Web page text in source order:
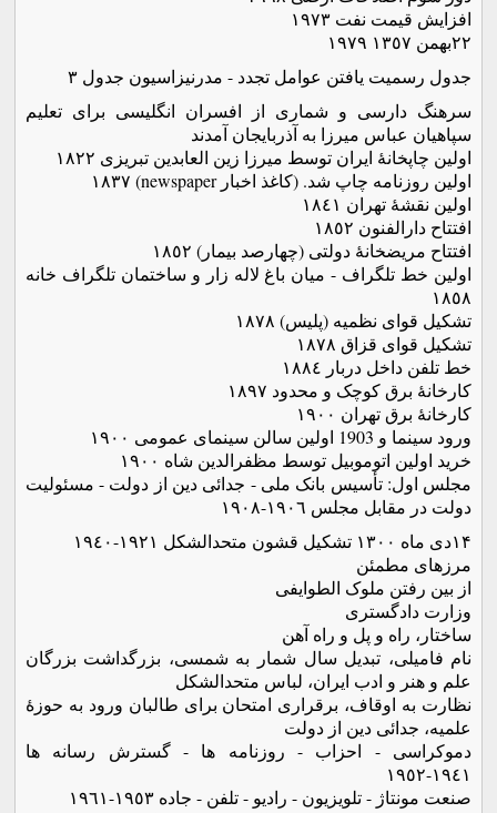
افزایش قیمت نفت ١٩٧٣
٢٢بهمن ١٣٥٧ ١٩٧٩
جدول رسمیت یافتن عوامل تجدد - مدرنیزاسیون جدول ٣
سرهنگ دارسی و شماری از افسران انگلیسی برای تعلیم
سپاهیان عباس میرزا به آذربایجان آمدند
اولین چاپخانۀ ایران توسط میرزا زین العابدین تبریزی ١٨٢٢
اولین روزنامه چاپ شد. (کاغذ اخبار newspaper) ١٨٣٧
اولین نقشۀ تهران ١٨٤١
افتتاح دارالفنون ١٨٥٢
افتتاح مریضخانۀ دولتی (چهارصد بیمار) ١٨٥٢
اولین خط تلگراف - میان باغ لاله زار و ساختمان تلگراف خانه
١٨٥٨
تشکیل قوای نظمیه (پلیس) ١٨٧٨
تشکیل قوای قزاق ١٨٧٨
خط تلفن داخل دربار ١٨٨٤
کارخانۀ برق کوچک و محدود ١٨٩٧
کارخانۀ برق تهران ١٩٠٠
ورود سینما و 1903 اولین سالن سینمای عمومی ١٩٠٠
خرید اولین اتوموبیل توسط مظفرالدین شاه ١٩٠٠
مجلس اول: تأسیس بانک ملی - جدائی دین از دولت - مسئولیت
دولت در مقابل مجلس ١٩٠٦-١٩٠٨
۱۴دی ماه ۱۳۰۰ تشکیل قشون متحدالشکل ١٩٢١-١٩٤٠
مرزهای مطمئن
از بین رفتن ملوک الطوایفی
وزارت دادگستری
ساختار، راه و پل و راه آهن
نام فامیلی، تبدیل سال شمار به شمسی، بزرگداشت بزرگان
علم و هنر و ادب ایران، لباس متحدالشکل
نظارت به اوقاف، برقراری امتحان برای طالبان ورود به حوزۀ
علمیه، جدائی دین از دولت
دموکراسی - احزاب - روزنامه ها - گسترش رسانه ها
١٩٤١-١٩٥٢
صنعت مونتاژ - تلویزیون - رادیو - تلفن - جاده ١٩٥٣-١٩٦١